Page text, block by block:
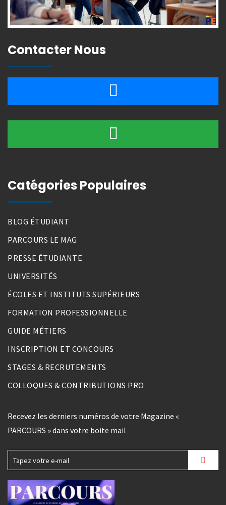
Contacter Nous
Catégories Populaires
BLOG ÉTUDIANT
PARCOURS LE MAG
PRESSE ÉTUDIANTE
UNIVERSITÉS
ÉCOLES ET INSTITUTS SUPÉRIEURS
FORMATION PROFESSIONNELLE
GUIDE MÉTIERS
INSCRIPTION ET CONCOURS
STAGES & RECRUTEMENTS
COLLOQUES & CONTRIBUTIONS PRO
Recevez les derniers numéros de votre Magazine «
PARCOURS » dans votre boite mail